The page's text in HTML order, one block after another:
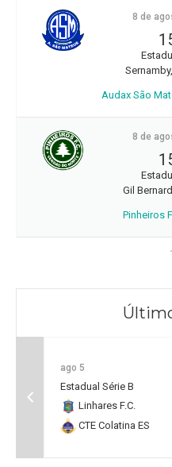
8 de
Audax São
8 de
Gil
Pinheiros
ago 5
Estadual Série B
Linhares F.C.
CTE Colatina ES